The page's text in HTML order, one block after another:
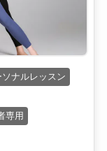
ソナルレッスン
専用